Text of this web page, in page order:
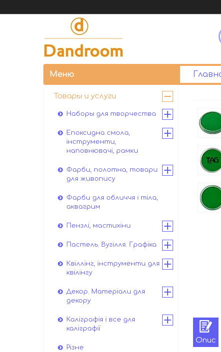
Опис
Товары и услуги
Наборы для творчества
Епоксидна смола,
інструменти,
наповнювачі, рамки
Фарби, полотна, товари
для живопису
Фарби для обличчя і тіла,
аквагрим
Пензлі, мастихіни
Пастель. Вугілля. Графіка
Квіллінг, інструменти для
квілінгу
Декор. Матеріали для
декору
Каліграфія і все для
каліграфії
Різне